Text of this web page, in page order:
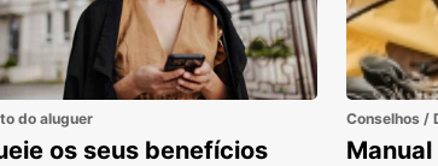
do aluguer
os seus benefícios
Conselhos /